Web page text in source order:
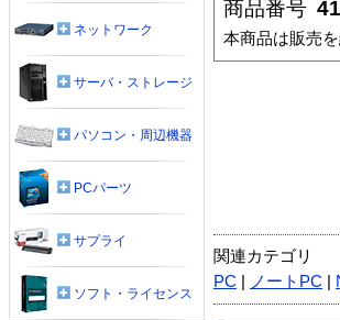
商品番号
本商品は販売
関連カテゴリ
PC
ノートPC
ネットワーク
サーバ・ストレージ
パソコン・周辺機器
PCパーツ
サプライ
ソフト・ライセンス